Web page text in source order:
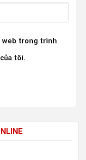
web trong trình
tôi.